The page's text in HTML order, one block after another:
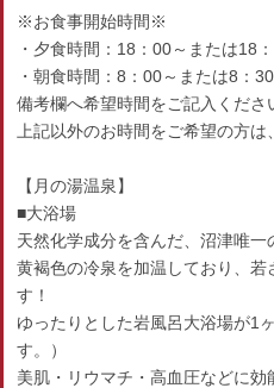
※お食事開始時間※
・夕食時間：18：00～または18：
・朝食時間：8：00～または8：30
備考欄へ希望時間をご記入くださ
上記以外のお時間をご希望の方は
【月の湯温泉】
■大浴場
天然化学成分を含んだ、沼津唯一
黄褐色の冷泉を加温しており、
す！
ゆったりとした岩風呂大浴場が1
す。）
美肌・リウマチ・高血圧などに